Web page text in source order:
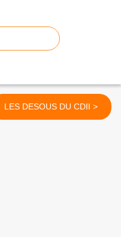
LES DESOUS DU CDII >